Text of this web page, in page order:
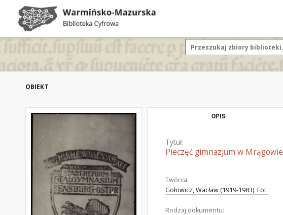
OBIEKT
OPIS
Tytuł:
Pieczęć gimnazjum w Mrągowie
Twórca:
Gołowicz, Wacław (1919-1983). Fot.
Rodzaj dokumentu: